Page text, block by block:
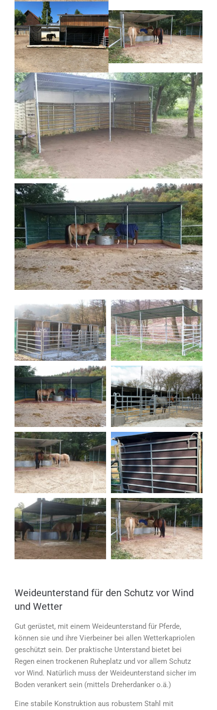
Weideunterstand für den Schutz vor Wind
und Wetter
Gut gerüstet, mit einem Weideunterstand für Pferde,
können sie und ihre Vierbeiner bei allen Wetterkapriolen
geschützt sein. Der praktische Unterstand bietet bei
Regen einen trockenen Ruheplatz und vor allem Schutz
vor Wind. Natürlich muss der Weideunterstand sicher im
Boden verankert sein (mittels Dreherdanker o.ä.)
Eine stabile Konstruktion aus robustem Stahl mit